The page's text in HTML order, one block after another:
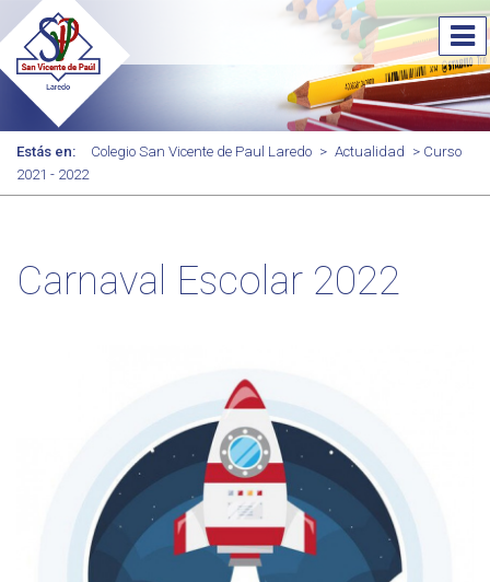
Estás en: Colegio San Vicente de Paul Laredo > Actualidad > Curso
2021 - 2022
Carnaval Escolar 2022